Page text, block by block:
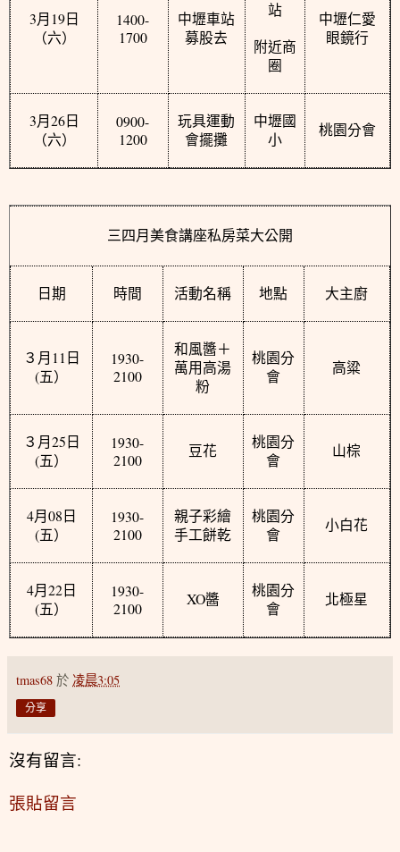
3月 19日
（六）
1400-
1700
中壢車站
募股去
站
附近商
圈
中壢仁愛
眼鏡行
3月 26日
（六）
0900-
1200
玩具運動
會擺攤
中壢國
小
桃園分會
三四月美食講座私房菜大公開
日期 時間 活動名稱 地點 大主廚
３月 11 日
(五）
1930-
2100
和風醬＋
萬用高湯
粉
桃園分
會
高粱
３月 25 日
(五）
1930-
2100
豆花
桃園分
會
山棕
4月 08 日
(五）
1930-
2100
親子彩繪
手工餅乾
桃園分
會
小白花
4月 22日
(五）
1930-
2100
XO醬
桃園分
會
北極星
tmas68 於 凌晨3:05
分享
沒有留言:
張貼留言